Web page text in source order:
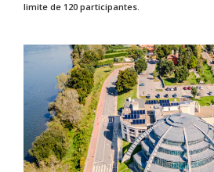
limite de 120 participantes.